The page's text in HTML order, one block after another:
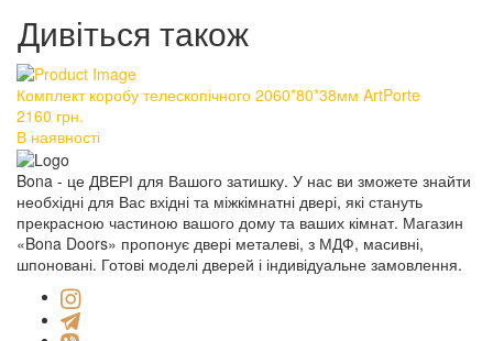
Дивіться також
Комплект коробу телескопічного 2060*80*38мм ArtPorte
2160 грн.
В наявності
Bona - це ДВЕРІ для Вашого затишку. У нас ви зможете знайти
необхідні для Вас вхідні та міжкімнатні двері, які стануть
прекрасною частиною вашого дому та ваших кімнат. Магазин
«Bona Doors» пропонує двері металеві, з МДФ, масивні,
шпоновані. Готові моделі дверей і індивідуальне замовлення.